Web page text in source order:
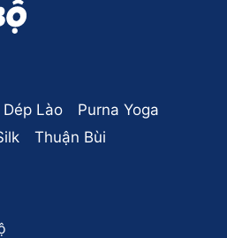
Dép Lào
Purna Yoga
Thuận Bùi